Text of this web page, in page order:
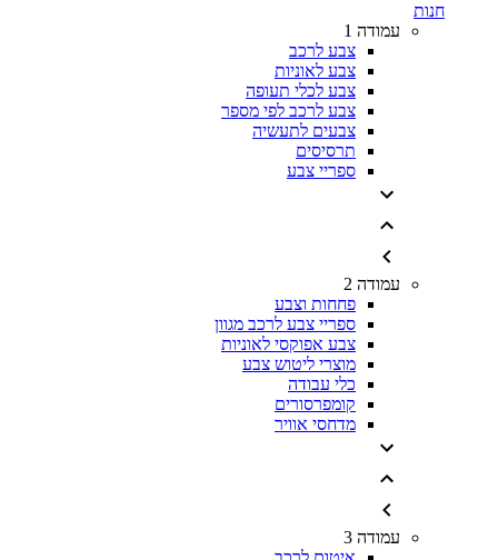
חנות
עמודה 1
צבע לרכב
צבע לאוניות
צבע לכלי תעופה
צבע לרכב לפי מספר
צבעים לתעשיה
תרסיסים
ספריי צבע
עמודה 2
פחחות וצבע
ספריי צבע לרכב מגוון
צבע אפוקסי לאוניות
מוצרי ליטוש צבע
כלי עבודה
קומפרסורים
מדחסי אוויר
עמודה 3